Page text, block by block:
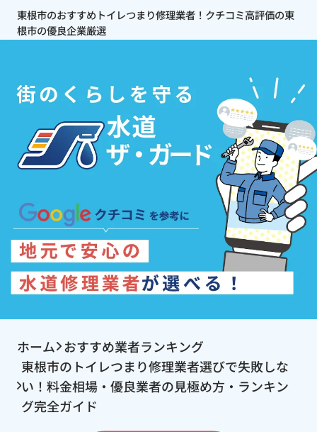
東根市のおすすめトイレつまり修理業者！クチコミ高評価の東
根市の優良企業厳選
ホーム おすすめ業者ランキング
東根市のトイレつまり修理業者選びで失敗しな
い！料金相場・優良業者の見極め方・ランキン
グ完全ガイド